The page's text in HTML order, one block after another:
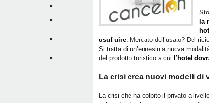
la
usufruire. Mercato dell’usato? Del
Si tratta di un’ennesima nuova
del prodotto turistico a cui l’hotel
La crisi crea nuovi modelli di
La crisi che ha colpito il privato a